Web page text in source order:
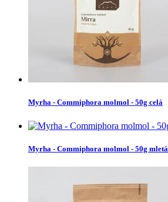
Myrha - Commiphora molmol - 50g celá
Myrha - Commiphora molmol - 50g mletá